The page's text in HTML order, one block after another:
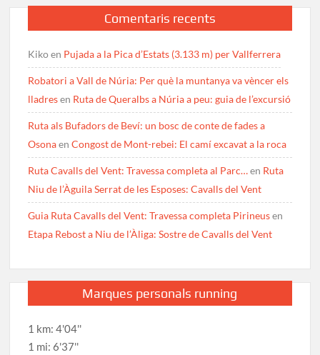
Comentaris recents
Kikoen Pujada a la Pica d’Estats (3.133 m) per Vallferrera
Robatori a Vall de Núria: Per què la muntanya va vèncer els
lladresen Ruta de Queralbs a Núria a peu: guia de l’excursió
Ruta als Bufadors de Beví: un bosc de conte de fades a
OsonaenCongost de Mont-rebei: El camí excavat a la roca
Ruta Cavalls del Vent: Travessa completa al Parc…en Ruta
Niu de l’Àguila Serrat de les Esposes: Cavalls del Vent
Guia Ruta Cavalls del Vent: Travessa completa Pirineusen
Etapa Rebost a Niu de l’Àliga: Sostre de Cavalls del Vent
Marques personals running
1 km: 4'04''
1 mi: 6'37''